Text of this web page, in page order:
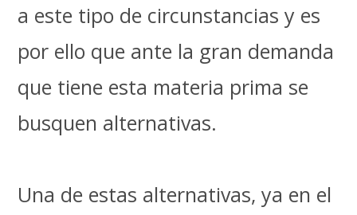
a este tipo de circunstancias y es
por ello que ante la gran demanda
que tiene esta materia prima se
busquen alternativas.
Una de estas alternativas, ya en el